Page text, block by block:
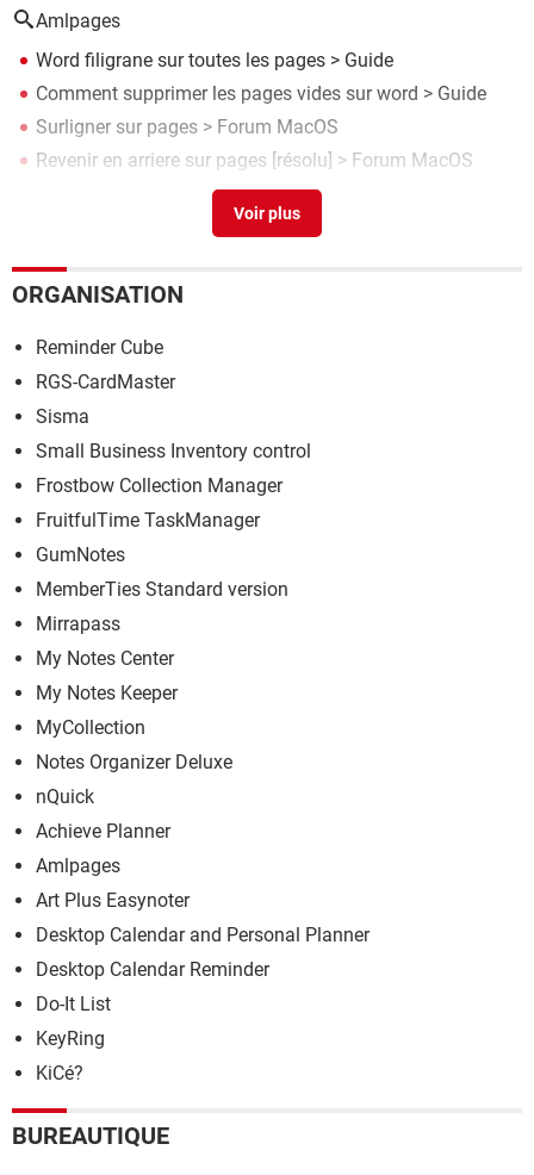
Amlpages
Word filigrane sur toutes les pages > Guide
Comment supprimer les pages vides sur word > Guide
Surligner sur pages > Forum MacOS
Revenir en arriere sur pages [résolu] > Forum MacOS
> Guide
ORGANISATION
Reminder Cube
RGS-CardMaster
Sisma
Small Business Inventory control
Frostbow Collection Manager
FruitfulTime TaskManager
GumNotes
MemberTies Standard version
Mirrapass
My Notes Center
My Notes Keeper
MyCollection
Notes Organizer Deluxe
nQuick
Achieve Planner
Amlpages
Art Plus Easynoter
Desktop Calendar and Personal Planner
Desktop Calendar Reminder
Do-It List
KeyRing
KiCé?
BUREAUTIQUE